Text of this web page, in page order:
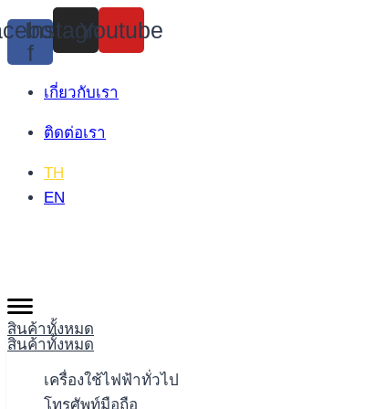
Skip
to
content
f
Instagram
Youtube
เกี่ยวกับเรา
ติดต่อเรา
TH
EN
สินค้าทั้งหมด
สินค้าทั้งหมด
เครื่องใช้ไฟฟ้าทั่วไป
โทรศัพท์มือถือ